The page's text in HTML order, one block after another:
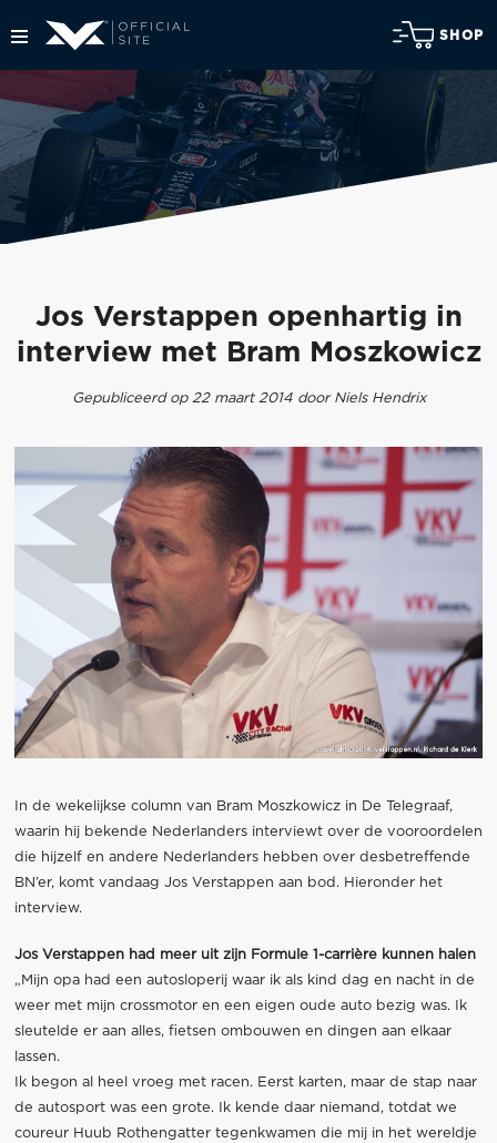
SHOP
Jos Verstappen openhartig in
interview met Bram Moszkowicz
Gepubliceerd op 22 maart 2014 door Niels Hendrix
In de wekelijkse column van Bram Moszkowicz in De Telegraaf,
waarin hij bekende Nederlanders interviewt over de vooroordelen
die hijzelf en andere Nederlanders hebben over desbetreffende
BN’er, komt vandaag Jos Verstappen aan bod. Hieronder het
interview.
Jos Verstappen had meer uit zijn Formule 1-carrière kunnen halen
„Mijn opa had een autosloperij waar ik als kind dag en nacht in de
weer met mijn crossmotor en een eigen oude auto bezig was. Ik
sleutelde er aan alles, fietsen ombouwen en dingen aan elkaar
lassen.
Ik begon al heel vroeg met racen. Eerst karten, maar de stap naar
de autosport was een grote. Ik kende daar niemand, totdat we
coureur Huub Rothengatter tegenkwamen die mij in het wereldje